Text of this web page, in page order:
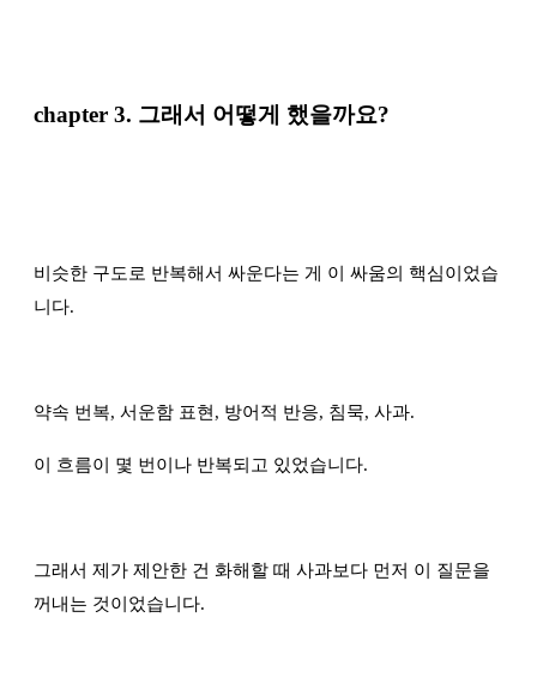
chapter 3. 그래서 어떻게 했을까요?
비슷한 구도로 반복해서 싸운다는 게 이 싸움의 핵심이었습
니다.
약속 번복, 서운함 표현, 방어적 반응, 침묵, 사과.
이 흐름이 몇 번이나 반복되고 있었습니다.
그래서 제가 제안한 건 화해할 때 사과보다 먼저 이 질문을
꺼내는 것이었습니다.